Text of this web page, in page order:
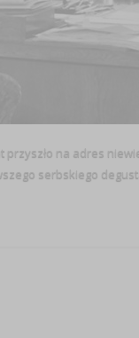
przyszło na adres
serbskiego